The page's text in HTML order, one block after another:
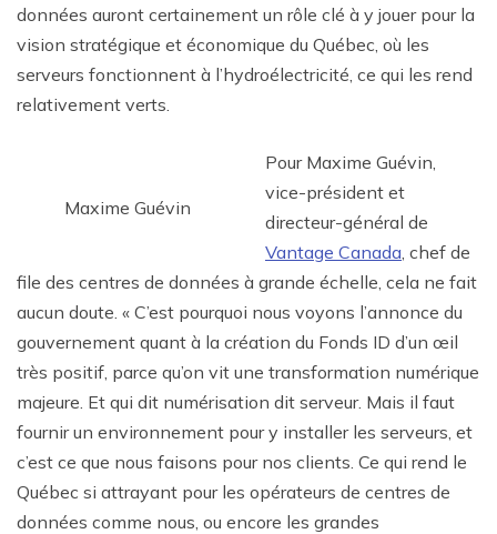
données auront certainement un rôle clé à y jouer pour la
vision stratégique et économique du Québec, où les
serveurs fonctionnent à l’hydroélectricité, ce qui les rend
relativement verts.
Maxime Guévin
Pour Maxime Guévin,
vice-président et
directeur-général de
Vantage Canada , chef de
file des centres de données à grande échelle, cela ne fait
aucun doute. « C’est pourquoi nous voyons l’annonce du
gouvernement quant à la création du Fonds ID d’un œil
très positif, parce qu’on vit une transformation numérique
majeure. Et qui dit numérisation dit serveur. Mais il faut
fournir un environnement pour y installer les serveurs, et
c’est ce que nous faisons pour nos clients. Ce qui rend le
Québec si attrayant pour les opérateurs de centres de
données comme nous, ou encore les grandes